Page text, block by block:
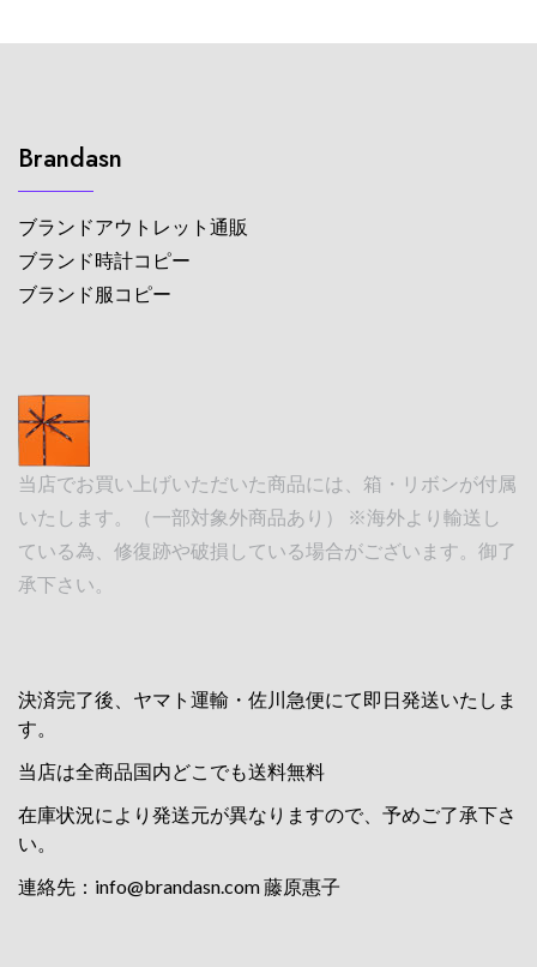
Brandasn
ブランドアウトレット通販
ブランド時計コピー
ブランド服コピー
当店でお買い上げいただいた商品には、箱・リボンが付属
いたします。（一部対象外商品あり） ※海外より輸送し
ている為、修復跡や破損している場合がございます。御了
承下さい。
決済完了後、ヤマト運輸・佐川急便にて即日発送いたしま
す。
当店は全商品国内どこでも送料無料
在庫状況により発送元が異なりますので、予めご了承下さ
い。
連絡先： info@brandasn.com藤原惠子